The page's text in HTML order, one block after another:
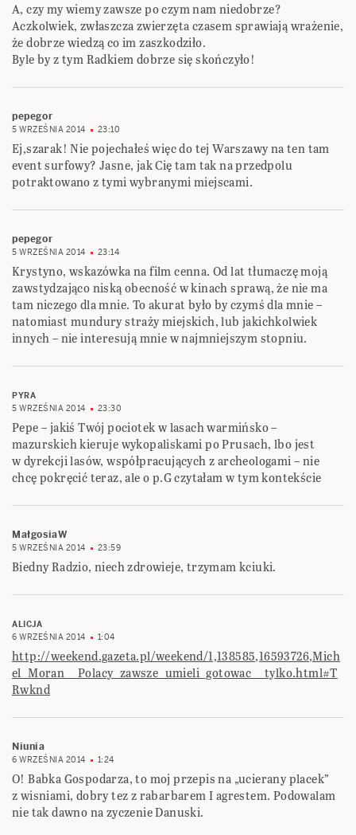
A, czy my wiemy zawsze po czym nam niedobrze?
Aczkolwiek, zwłaszcza zwierzęta czasem sprawiają wrażenie,
że dobrze wiedzą co im zaszkodziło.
Byle by z tym Radkiem dobrze się skończyło!
pepegor
5 WRZEŚNIA 2014 23:10
Ej,szarak! Nie pojechałeś więc do tej Warszawy na ten tam
event surfowy? Jasne, jak Cię tam tak na przedpolu
potraktowano z tymi wybranymi miejscami.
pepegor
5 WRZEŚNIA 2014 23:14
Krystyno, wskazówka na film cenna. Od lat tłumaczę moją
zawstydzająco niską obecność w kinach sprawą, że nie ma
tam niczego dla mnie. To akurat było by czymś dla mnie –
natomiast mundury straży miejskich, lub jakichkolwiek
innych – nie interesują mnie w najmniejszym stopniu.
PYRA
5 WRZEŚNIA 2014
23:30
Pepe – jakiś Twój pociotek w lasach warmińsko –
mazurskich kieruje wykopaliskami po Prusach, lbo jest
w dyrekcji lasów, współpracujących z archeologami – nie
chcę pokręcić teraz, ale o p.G czytałam w tym kontekście
MałgosiaW
5 WRZEŚNIA 2014 23:59
Biedny Radzio, niech zdrowieje, trzymam kciuki.
ALICJA
6 WRZEŚNIA 2014
1:04
http://weekend.gazeta.pl/weekend/1,138585,16593726,Mich
el_Moran__Polacy_zawsze_umieli_gotowac__tylko.html#T
Rwknd
Niunia
6 WRZEŚNIA 2014 1:24
O! Babka Gospodarza, to moj przepis na „ucierany placek”
z wisniami, dobry tez z rabarbarem I agrestem. Podowalam
nie tak dawno na zyczenie Danuski.